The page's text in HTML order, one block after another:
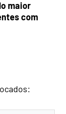
maior
com